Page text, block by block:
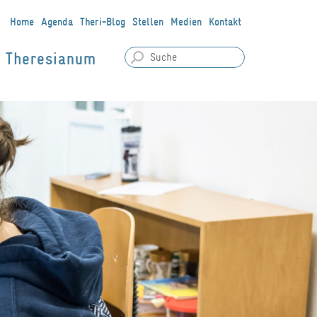
Home Agenda Theri-Blog Stellen Medien Kontakt
Theresianum